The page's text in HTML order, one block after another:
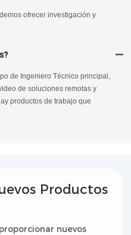
ofrecer investigación y
de Ingeniero Técnico principal,
de soluciones remotas y
productos de trabajo que
Productos
nuevos